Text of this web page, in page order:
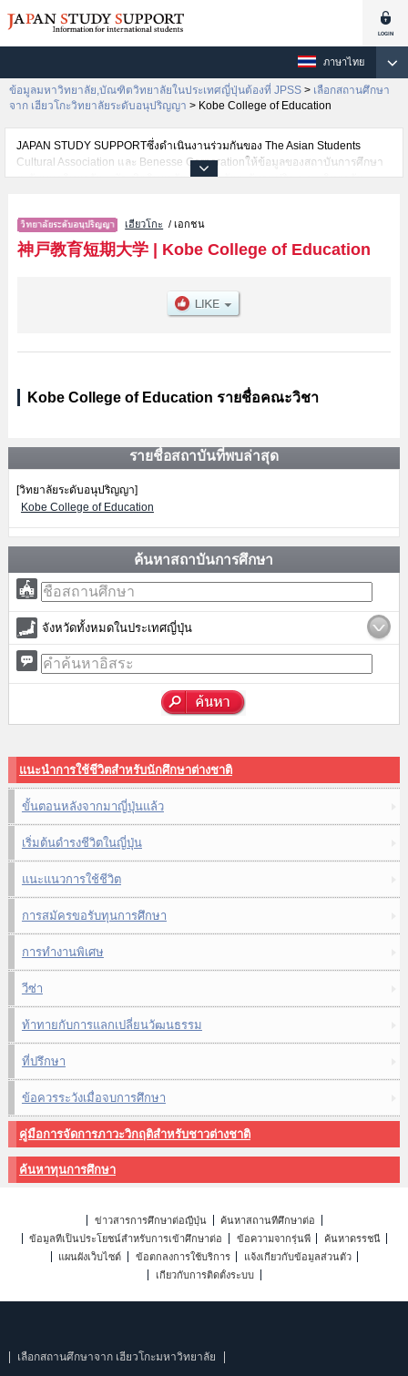
ภาษาไทย
ข้อมูลมหาวิทยาลัย,บัณฑิตวิทยาลัยในประเทศญี่ปุ่นต้องที่ JPSS > เลือกสถานศึกษา
จาก เฮียวโกะวิทยาลัยระดับอนุปริญญา > Kobe College of Education
JAPAN STUDY SUPPORTซึ่งดำเนินงานร่วมกันของ The Asian Students
Cultural Association และ Benesse Corporationให้ข้อมูลของสถาบันการศึกษา
ระดับมหาวิทยาลัย・บัณฑิตวิทยาลัย・วิทยาลัยระดับอนุปริญญา・วิทยาลัย
นักศึกษาต่างชาติเช่นข้อมูลของแต่ละคณะ,ข้อมูลการสอบคัดเลือกเข้าศึกษาเช่น
จำนวนคนที่รับสมัครหรือจำนวนคนที่ผ่านการสอบคัดเลือกเป็นต้น,แนะนำสถาน
ที่,การเดินทางเป็นต้นไว้ด้วยดังนั้นขอเชิญใช้บริการค้นหาข้อมูลตามอัธยาศัย
เฮียวโกะ / เอกชน
神戸教育短期大学| Kobe College of Education
Kobe College of Education รายชื่อคณะวิชา
รายชื่อสถาบันที่พบล่าสุด
[วิทยาลัยระดับอนุปริญญา]
Kobe College of Education
ค้นหาสถาบันการศึกษา
จังหวัดทั้งหมดในประเทศญี่ปุ่น
แนะนำการใช้ชีวิตสำหรับนักศึกษาต่างชาติ
ขั้นตอนหลังจากมาญี่ปุ่นแล้ว
เริ่มต้นดำรงชีวิตในญี่ปุ่น
แนะแนวการใช้ชีวิต
การสมัครขอรับทุนการศึกษา
การทำงานพิเศษ
วีซ่า
ท้าทายกับการแลกเปลี่ยนวัฒนธรรม
ที่ปรึกษา
ข้อควรระวังเมื่อจบการศึกษา
คู่มือการจัดการภาวะวิกฤติสำหรับชาวต่างชาติ
ค้นหาทุนการศึกษา
ข่าวสารการศึกษาต่อญี่ปุ่น
ค้นหาสถานที่ศึกษาต่อ
ข้อมูลที่เป็นประโยชน์สำหรับการเข้าศึกษาต่อ
ข้อความจากรุ่นพี่
ค้นหาดรรชนี
แผนผังเว็บไซต์
ข้อตกลงการใช้บริการ
แจ้งเกี่ยวกับข้อมูลส่วนตัว
เกี่ยวกับการติดตั้งระบบ
เลือกสถานศึกษาจาก เฮียวโกะมหาวิทยาลัย